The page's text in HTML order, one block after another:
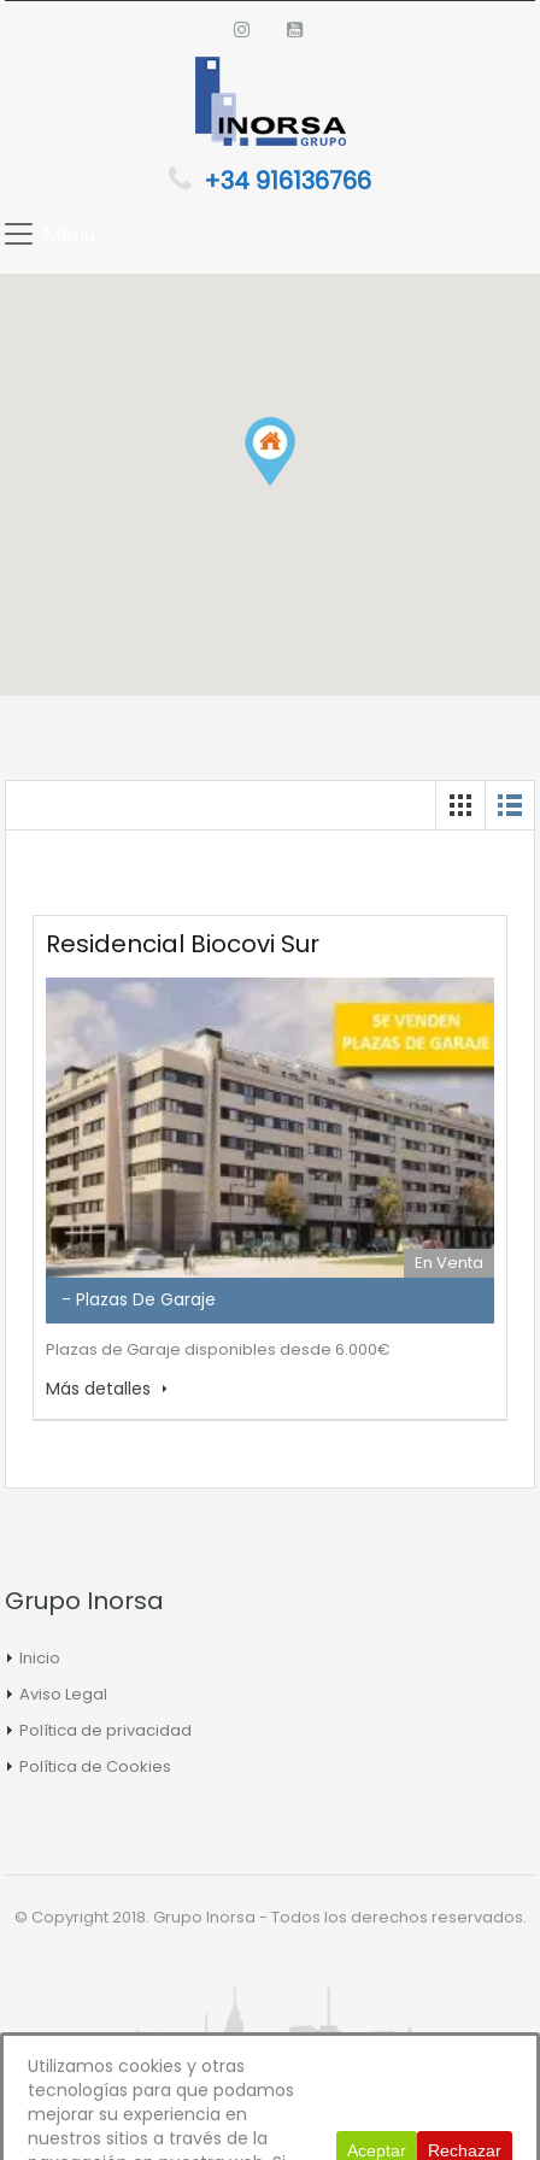
+34 916136766
Residencial Biocovi Sur
En Venta
- Plazas De Garaje
Plazas de Garaje disponibles desde 6.000€
Más detalles
Grupo Inorsa
Inicio
Aviso Legal
Política de privacidad
Política de Cookies
© Copyright 2018. Grupo Inorsa - Todos los derechos reservados.
Utilizamos cookies y otras
tecnologías para que podamos
mejorar su experiencia en
nuestros sitios a través de la
Aceptar Rechazar